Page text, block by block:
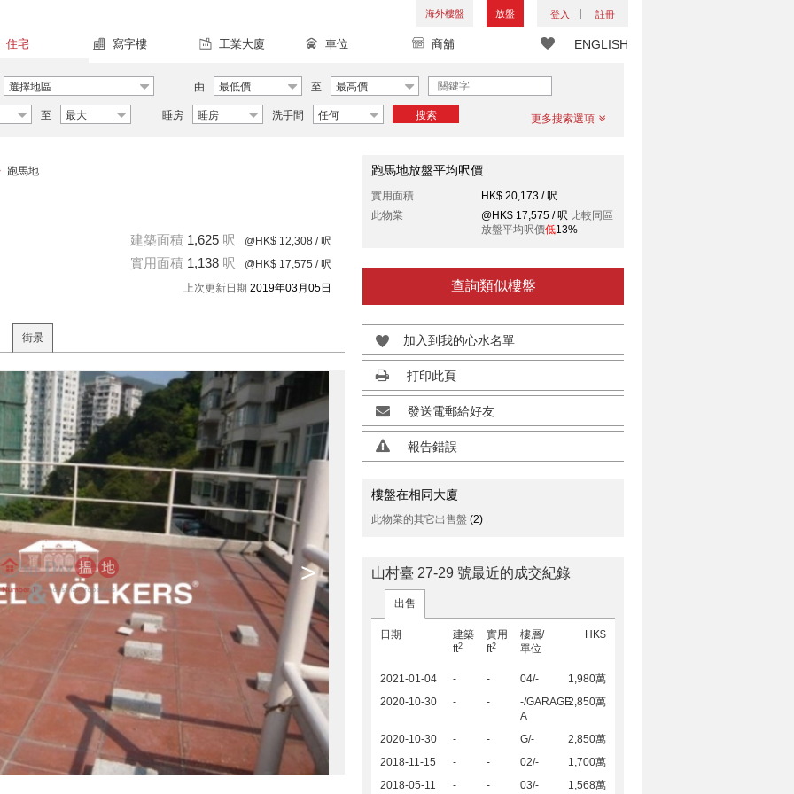
海外樓盤 放盤 登入 註冊
ENGLISH
住宅 寫字樓 工業大廈 車位 商舖
選擇地區 由 最低價 至 最高價
至 最大 睡房 睡房 洗手間 任何 搜索 更多搜索選項
跑馬地
建築面積 1,625 呎 @HK$ 12,308 / 呎
實用面積 1,138 呎 @HK$ 17,575 / 呎
上次更新日期 2019年03月05日
街景
>
跑馬地放盤平均呎價
實用面積
HK$ 20,173 / 呎
此物業
@HK$ 17,575 / 呎 比較同區
放盤平均呎價低13%
查詢類似樓盤
加入到我的心水名單
打印此頁
發送電郵給好友
報告錯誤
樓盤在相同大廈
此物業的其它出售盤 (2)
山村臺 27-29 號最近的成交紀錄
出售
日期
建築
ft2
實用
ft2
樓層/
單位
HK$
2021-01-04 - - 04/-
1,980萬
2020-10-30
- -
-/GARAGE
A
2,850萬
2020-10-30 - - G/-
2,850萬
2018-11-15
- - 02/-
1,700萬
2018-05-11
- - 03/- 1,568萬